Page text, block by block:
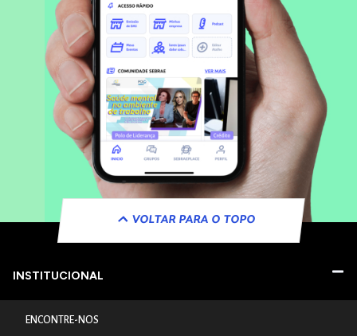
VOLTAR PARA O TOPO
INSTITUCIONAL
ENCONTRE-NOS